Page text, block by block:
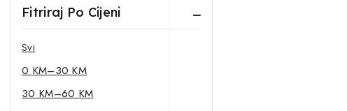
Fitriraj Po Cijeni
Svi
0 KM–30KM
30 KM–60 KM